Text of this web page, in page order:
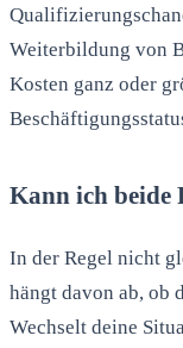
Weiterbildung von
Kosten ganz oder
Kann ich beide
In der Regel nicht
hängt davon ab, ob
Wechselt deine